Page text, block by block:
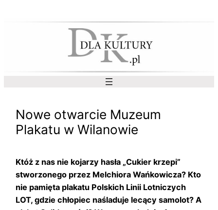
Nowe otwarcie Muzeum
Plakatu w Wilanowie
Któż z nas nie kojarzy hasła „Cukier krzepi”
stworzonego przez Melchiora Wańkowicza? Kto
nie pamięta plakatu Polskich Linii Lotniczych
LOT, gdzie chłopiec naśladuje lecący samolot? A